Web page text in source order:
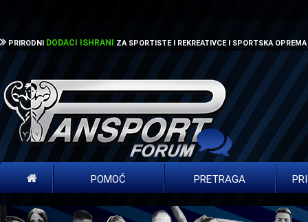
PRIRODNI DODACI ISHRANI ZA SPORTISTE I REKREATIVCE I SPORTSKA OPREMA
POMOĆ PRETRAGA